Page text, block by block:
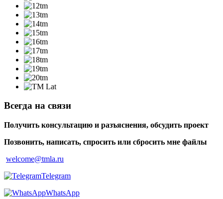
Всегда на связи
Получить консультацию и разъяснения, обсудить проект
Позвонить, написать, спросить или сбросить мне файлы
welcome@tmla.ru
Telegram
WhatsApp